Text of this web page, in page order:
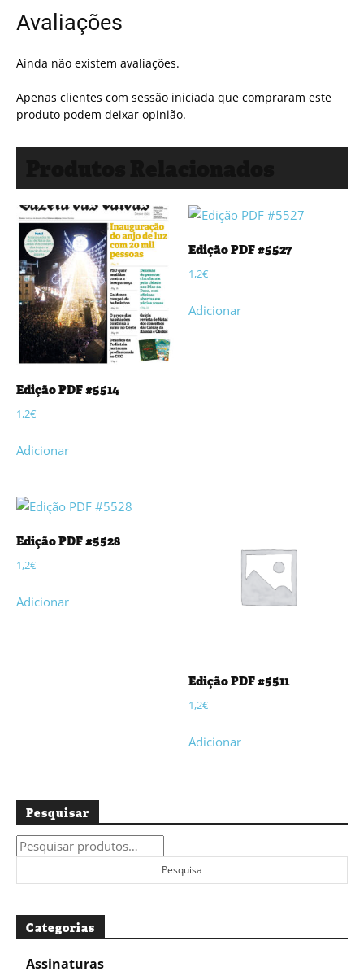
Avaliações
Ainda não existem avaliações.
Apenas clientes com sessão iniciada que compraram este
produto podem deixar opinião.
Edição PDF #5514
1,2€
Adicionar
Edição PDF #5527
1,2€
Adicionar
Edição PDF #5528
1,2€
Adicionar
Edição PDF #5511
1,2€
Adicionar
Pesquisar
Pesquisar
por:
Pesquisa
Categorias
Assinaturas